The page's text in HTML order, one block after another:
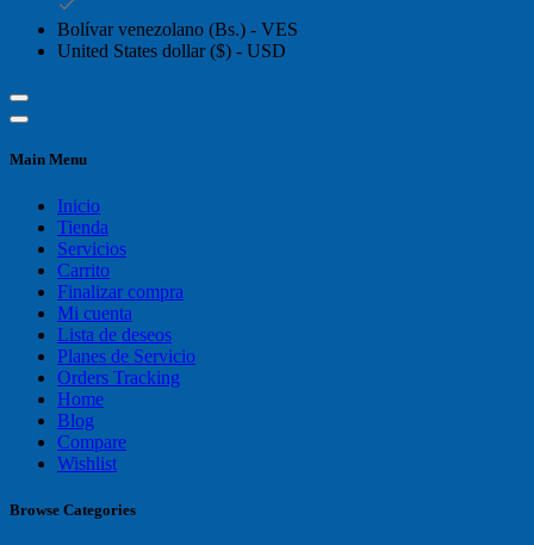
Bolívar venezolano (Bs.) - VES
United States dollar ($) - USD
Main Menu
Inicio
Tienda
Servicios
Carrito
Finalizar compra
Mi cuenta
Lista de deseos
Planes de Servicio
Orders Tracking
Home
Blog
Compare
Wishlist
Browse Categories